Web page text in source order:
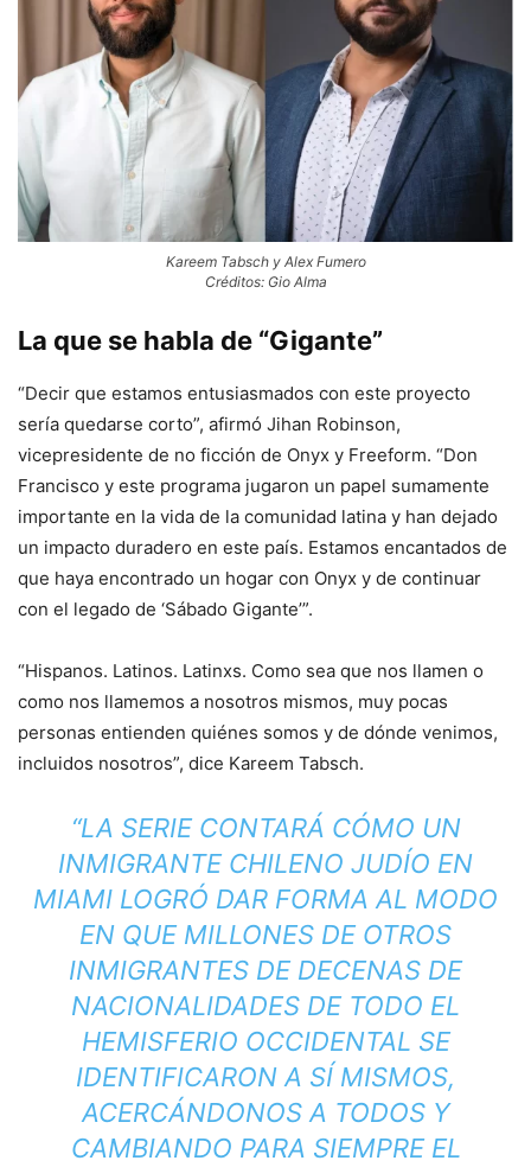
Kareem Tabsch y Alex Fumero
Créditos: Gio Alma
La que se habla de “Gigante”
“Decir que estamos entusiasmados con este proyecto
sería quedarse corto”, afirmó Jihan Robinson,
vicepresidente de no ficción de Onyx y Freeform. “Don
Francisco y este programa jugaron un papel sumamente
importante en la vida de la comunidad latina y han dejado
un impacto duradero en este país. Estamos encantados de
que haya encontrado un hogar con Onyx y de continuar
con el legado de ‘Sábado Gigante’”.
“Hispanos. Latinos. Latinxs. Como sea que nos llamen o
como nos llamemos a nosotros mismos, muy pocas
personas entienden quiénes somos y de dónde venimos,
incluidos nosotros”, dice Kareem Tabsch.
“LA SERIE CONTARÁ CÓMO UN
INMIGRANTE CHILENO JUDÍO EN
MIAMI LOGRÓ DAR FORMA AL MODO
EN QUE MILLONES DE OTROS
INMIGRANTES DE DECENAS DE
NACIONALIDADES DE TODO EL
HEMISFERIO OCCIDENTAL SE
IDENTIFICARON A SÍ MISMOS,
ACERCÁNDONOS A TODOS Y
CAMBIANDO PARA SIEMPRE EL